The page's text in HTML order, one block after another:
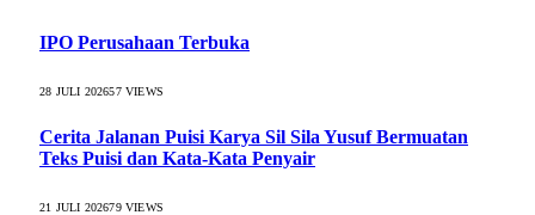
IPO Perusahaan Terbuka
28 JULI 202657VIEWS
Cerita Jalanan Puisi Karya Sil Sila Yusuf Bermuatan
Teks Puisi dan Kata-Kata Penyair
21 JULI 202679VIEWS